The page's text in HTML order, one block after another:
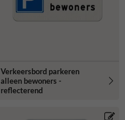
Verkeersbord parkeren
alleen bewoners -
reflecterend